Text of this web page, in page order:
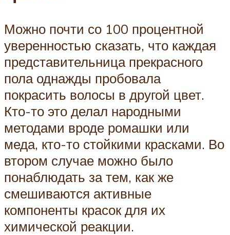
Можно почти со 100 процентной
уверенностью сказать, что каждая
представительница прекрасного
пола однажды пробовала
покрасить волосы в другой цвет.
Кто-то это делал народными
методами вроде ромашки или
меда, кто-то стойкими красками. Во
втором случае можно было
понаблюдать за тем, как же
смешиваются активные
компоненты красок для их
химической реакции.